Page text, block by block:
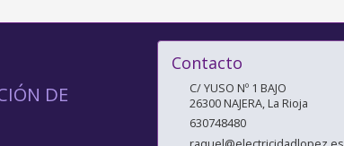
DE
Contacto
C/ YUSO Nº 1 BAJO
26300NAJERA,La Rioja
630748480